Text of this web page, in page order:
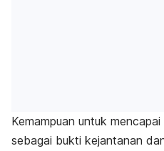
Kemampuan untuk
sebagai bukti kejantanan